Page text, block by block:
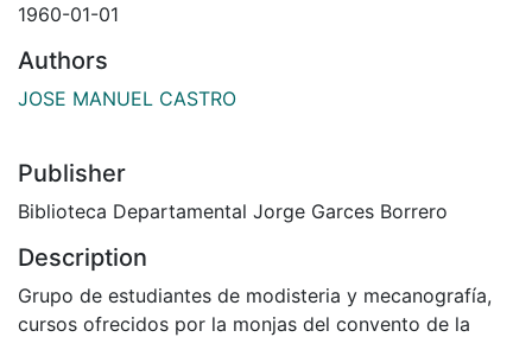
1960-01-01
Authors
JOSE MANUEL CASTRO
Publisher
Biblioteca Departamental Jorge Garces Borrero
Description
Grupo de estudiantes de modisteria y mecanografía,
cursos ofrecidos por la monjas del convento de la